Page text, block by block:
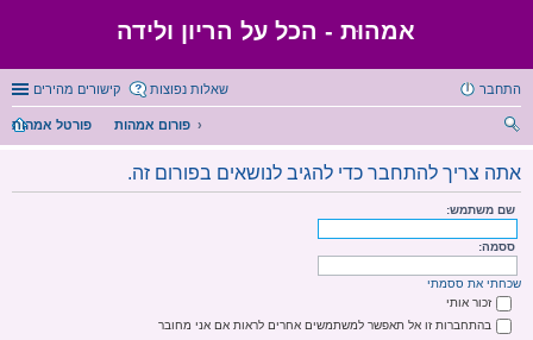
אמהוּת - הכל על הריון ולידה
קישורים מהירים שאלות נפוצות התחבר
פורטל אמהות
פורום אמהות
ש
אתה צריך להתחבר כדי להגיב לנושאים בפורום זה.
שם משתמש:
ססמה:
שכחתי את ססמתי
זכור אותי
בהתחברות זו אל תאפשר למשתמשים אחרים לראות אם אני מחובר